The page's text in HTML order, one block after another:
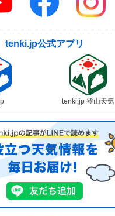
tenki.jp公式アプリ
tenki.jp 登山天気